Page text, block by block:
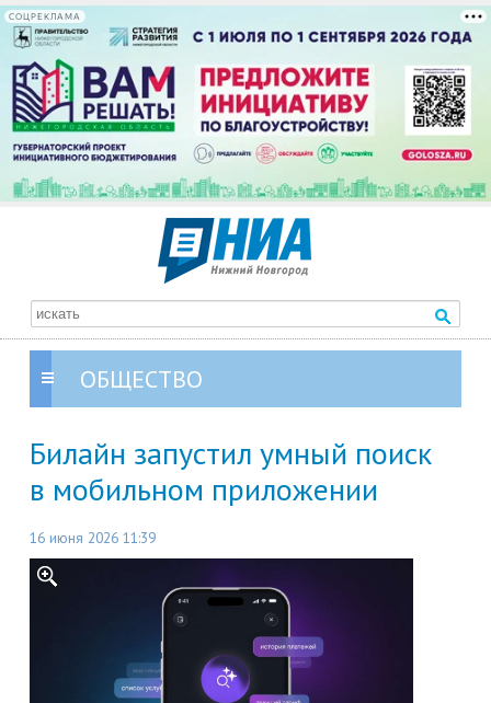
СОЦРЕКЛАМА
ОБЩЕСТВО
Билайн запустил умный поиск
в мобильном приложении
16 июня 2026 11:39